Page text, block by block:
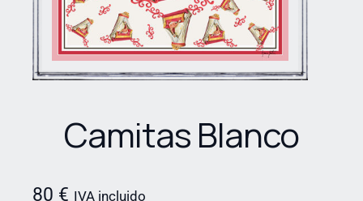
Camitas Blanco
80 € IVA incluido